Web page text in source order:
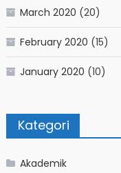
March 2020 (20)
February 2020 (15)
January 2020 (10)
Kategori
Akademik